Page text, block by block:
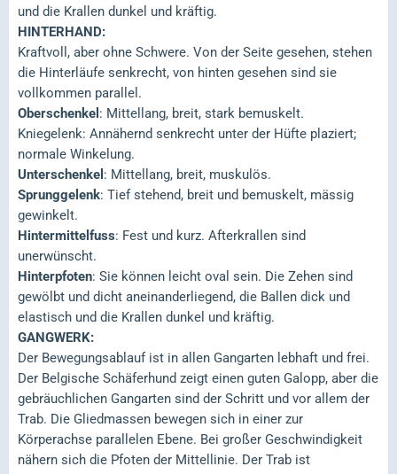
und die Krallen dunkel und kräftig.
HINTERHAND:
Kraftvoll, aber ohne Schwere. Von der Seite gesehen, stehen
die Hinterläufe senkrecht, von hinten gesehen sind sie
vollkommen parallel.
Oberschenkel : Mittellang, breit, stark bemuskelt.
Kniegelenk: Annähernd senkrecht unter der Hüfte plaziert;
normale Winkelung.
Unterschenkel : Mittellang, breit, muskulös.
Sprunggelenk: Tief stehend, breit und bemuskelt, mässig
gewinkelt.
Hintermittelfuss: Fest und kurz. Afterkrallen sind
unerwünscht.
Hinterpfoten: Sie können leicht oval sein. Die Zehen sind
gewölbt und dicht aneinanderliegend, die Ballen dick und
elastisch und die Krallen dunkel und kräftig.
GANGWERK:
Der Bewegungsablauf ist in allen Gangarten lebhaft und frei.
Der Belgische Schäferhund zeigt einen guten Galopp, aber die
gebräuchlichen Gangarten sind der Schritt und vor allem der
Trab. Die Gliedmassen bewegen sich in einer zur
Körperachse parallelen Ebene. Bei großer Geschwindigkeit
nähern sich die Pfoten der Mittellinie. Der Trab ist